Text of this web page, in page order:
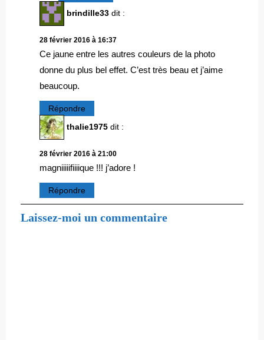
brindille33 dit :
28 février 2016 à 16:37
Ce jaune entre les autres couleurs de la photo
donne du plus bel effet. C’est très beau et j’aime
beaucoup.
Répondre
thalie1975 dit :
28 février 2016 à 21:00
magniiiiifiiiique !!! j’adore !
Répondre
Laissez-moi un commentaire